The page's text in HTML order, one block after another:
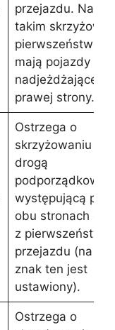
przejazdu. Na
takim
pierwszeństwo
mają pojazdy
nadjeżdżające z
prawej strony.
Ostrzega o
skrzyżowaniu z
drogą
występującą po
obu stronach
z
przejazdu (na
znak ten jest
ustawiony).
Ostrzega o